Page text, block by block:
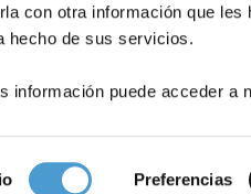
con otra información que
hecho de sus servicios.
información puede acceder a
Preferencias